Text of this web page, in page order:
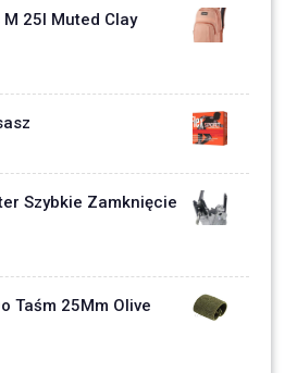
25l Muted Clay
Szybkie Zamknięcie
Taśm 25Mm Olive